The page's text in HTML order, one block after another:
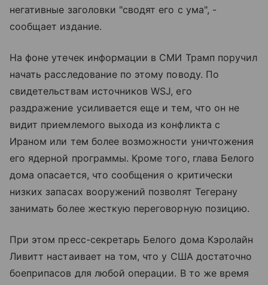
негативные заголовки "сводят его с ума", -
сообщает издание.
На фоне утечек информации в СМИ Трамп поручил
начать расследование по этому поводу. По
свидетельствам источников WSJ, его
раздражение усиливается еще и тем, что он не
видит приемлемого выхода из конфликта с
Ираном или тем более возможности уничтожения
его ядерной программы. Кроме того, глава Белого
дома опасается, что сообщения о критически
низких запасах вооружений позволят Тегерану
занимать более жесткую переговорную позицию.
При этом пресс-секретарь Белого дома Кэролайн
Ливитт настаивает на том, что у США достаточно
боеприпасов для любой операции. В то же время